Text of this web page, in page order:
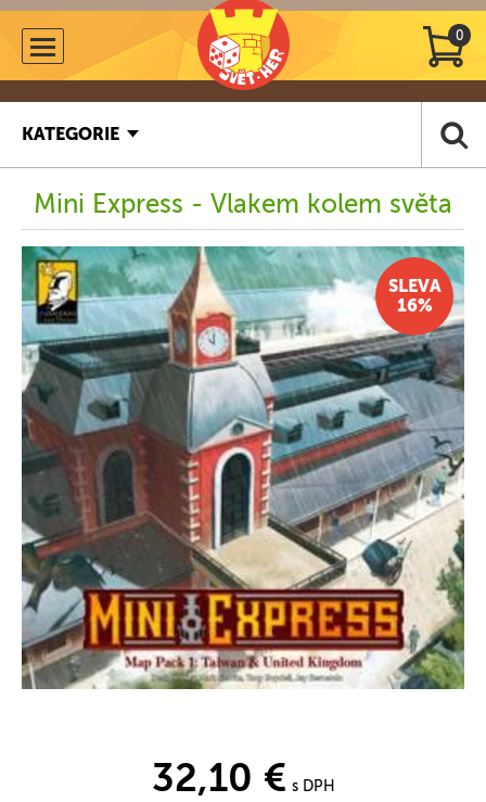
0
KATEGORIE
Mini Express - Vlakem kolem světa
SLEVA
16%
32,10 € s DPH